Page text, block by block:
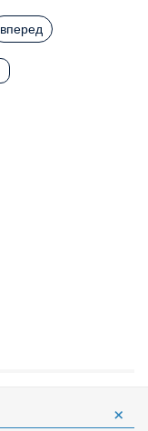
вперед